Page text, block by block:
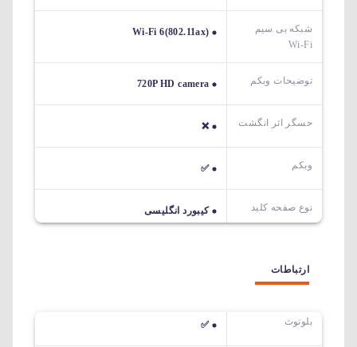
شبکه بی سیم
Wi-Fi
Wi-Fi 6(802.11ax)
توضیحات وبکم 720P HD camera
حسگر اثر انگشت ❌
وبکم ✅
نوع صفحه کلید کیبورد انگلیسی
ارتباطات
بلوتوث ✅